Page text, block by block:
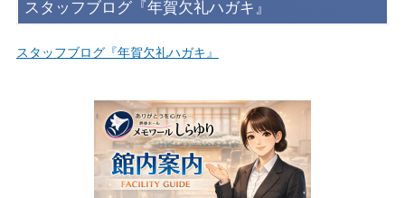
スタッフブログ『年賀欠礼ハガキ』
スタッフブログ『年賀欠礼ハガキ』